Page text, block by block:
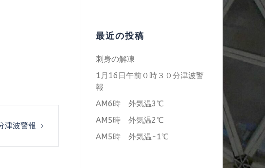
津波警報
最近の投稿
刺身の解凍
1月16日午前０時３０分津波警
報
AM6時 外気温3℃
AM5時 外気温2℃
AM5時 外気温−1℃